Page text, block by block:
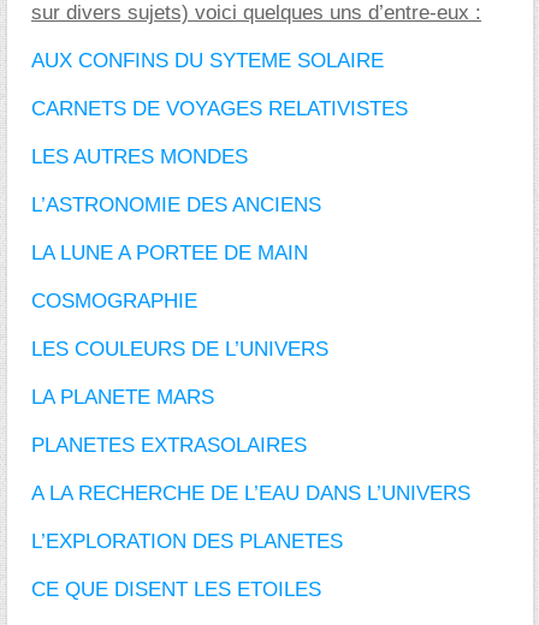
sur divers sujets) voici quelques uns d’entre-eux :
AUX CONFINS DU SYTEME SOLAIRE
CARNETS DE VOYAGES RELATIVISTES
LES AUTRES MONDES
L’ASTRONOMIE DES ANCIENS
LA LUNE A PORTEE DE MAIN
COSMOGRAPHIE
LES COULEURS DE L’UNIVERS
LA PLANETE MARS
PLANETES EXTRASOLAIRES
A LA RECHERCHE DE L’EAU DANS L’UNIVERS
L’EXPLORATION DES PLANETES
CE QUE DISENT LES ETOILES